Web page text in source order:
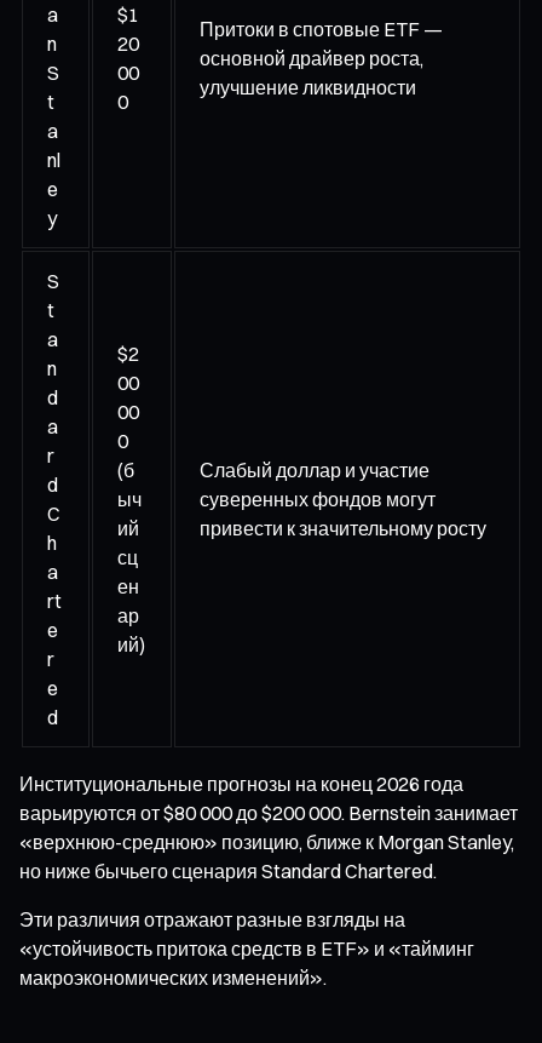
a
n
S
t
a
nl
e
y
$1
20
00
0
Притоки в спотовые ETF —
основной драйвер роста,
улучшение ликвидности
S
t
a
n
d
a
r
d
C
h
a
rt
e
r
e
d
$2
00
00
0
(б
ыч
ий
сц
ен
ар
ий)
Слабый доллар и участие
суверенных фондов могут
привести к значительному росту
Институциональные прогнозы на конец 2026 года
варьируются от $80 000 до $200 000. Bernstein занимает
«верхнюю-среднюю» позицию, ближе к Morgan Stanley,
но ниже бычьего сценария Standard Chartered.
Эти различия отражают разные взгляды на
«устойчивость притока средств в ETF» и «тайминг
макроэкономических изменений».